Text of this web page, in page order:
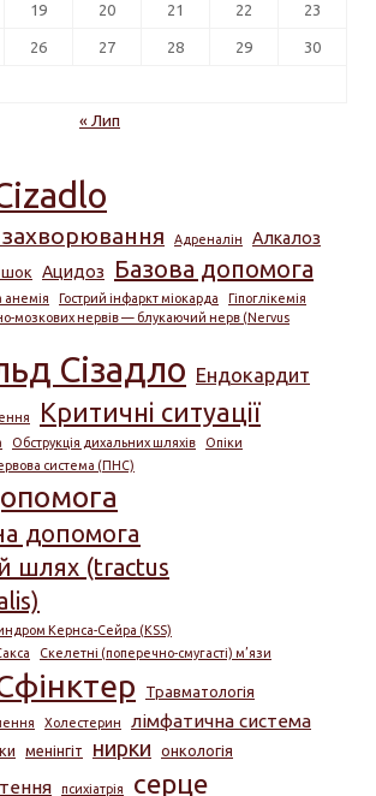
19 20 21 22 23
26 27 28 29 30
« Лип
захворювання Адреналін Алкалоз
шок Ацидоз Базова допомога
анемія Гострий інфаркт міокарда
Гіпоглікемія
мозкових нервів — блукаючий нерв (Nervus
Сізадло Ендокардит
Критичні ситуації
Обструкція дихальних шляхів
Опіки
система (ПНС)
допомога
шлях (tractus
Кернса-Сейра (KSS)
Скелетні (поперечно-смугасті) м’язи
Травматологія
Холестерин лімфатична система
менінгіт нирки онкологія
психіатрія серце